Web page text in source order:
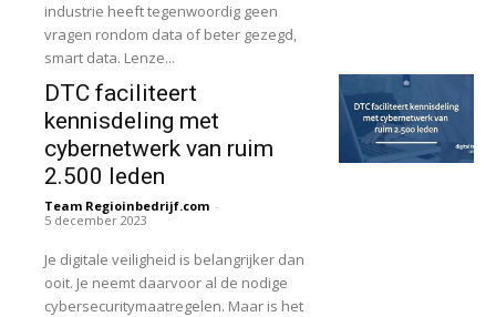
industrie heeft tegenwoordig geen
vragen rondom data of beter gezegd,
smart data. Lenze...
DTC faciliteert
kennisdeling met
cybernetwerk van ruim
2.500 leden
Team Regioinbedrijf.com -
5 december 2023
Je digitale veiligheid is belangrijker dan
ooit. Je neemt daarvoor al de nodige
cybersecuritymaatregelen. Maar is het